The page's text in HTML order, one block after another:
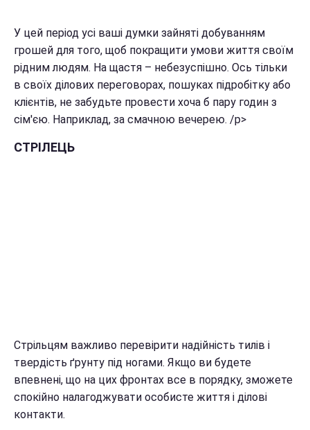
У цей період усі ваші думки зайняті добуванням
грошей для того, щоб покращити умови життя своїм
рідним людям. На щастя – небезуспішно. Ось тільки
в своїх ділових переговорах, пошуках підробітку або
клієнтів, не забудьте провести хоча б пару годин з
сім'єю. Наприклад, за смачною вечерею. /p>
СТРІЛЕЦЬ
Стрільцям важливо перевірити надійність тилів і
твердість ґрунту під ногами. Якщо ви будете
впевнені, що на цих фронтах все в порядку, зможете
спокійно налагоджувати особисте життя і ділові
контакти.